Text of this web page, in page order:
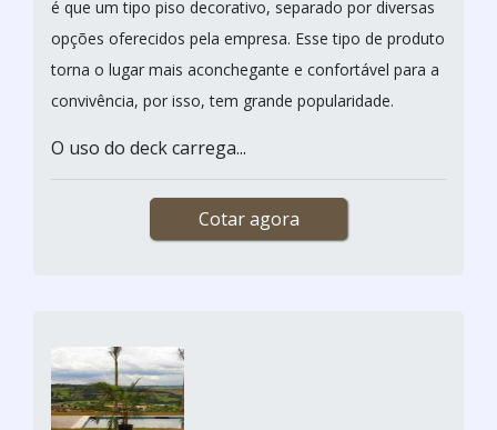
é que um tipo piso decorativo, separado por diversas
opções oferecidos pela empresa. Esse tipo de produto
torna o lugar mais aconchegante e confortável para a
convivência, por isso, tem grande popularidade.
O uso do deck carrega...
Cotar agora